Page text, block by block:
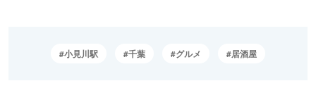
小見川駅 千葉 グルメ 居酒屋